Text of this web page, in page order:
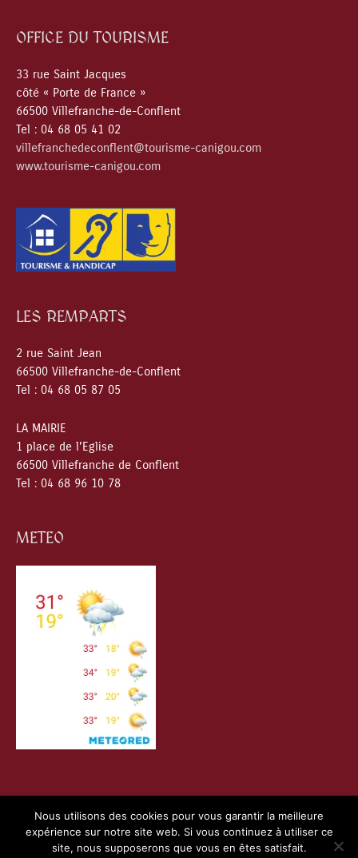
OFFICE DU TOURISME
33 rue Saint Jacques
côté « Porte de France »
66500 Villefranche-de-Conflent
Tel : 04 68 05 41 02
villefranchedeconflent@tourisme-canigou.com
www.tourisme-canigou.com
LES REMPARTS
2 rue Saint Jean
66500 Villefranche-de-Conflent
Tel : 04 68 05 87 05
LA MAIRIE
1 place de l’Eglise
66500 Villefranche de Conflent
Tel : 04 68 96 10 78
METEO
Copyright © 2026 Villefranche de Conflent
| Création
Nous utilisons des cookies pour vous garantir la meilleure
expérience sur notre site web. Si vous continuez à utiliser ce
site, nous supposerons que vous en êtes satisfait.